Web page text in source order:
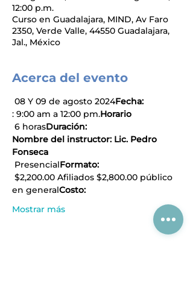
12:00 p.m.
Curso en Guadalajara, MIND, Av Faro
2350, Verde Valle, 44550 Guadalajara,
Jal., México
Acerca del evento
08 Y 09 de agosto 2024Fecha:
: 9:00 am a 12:00 pm.Horario
6 horasDuración:
Nombre del instructor: Lic. Pedro
Fonseca
PresencialFormato:
en generalCosto:
Mostrar más